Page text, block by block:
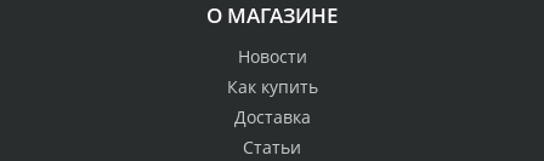
О МАГАЗИНЕ
Новости
Как купить
Доставка
Статьи